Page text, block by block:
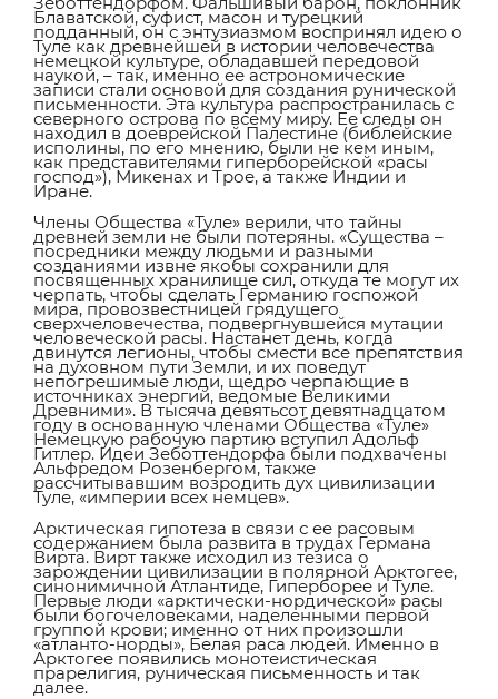
Блаватской, суфист, масон и турецкий
подданный, он с энтузиазмом воспринял идею о
Туле как древнейшей в истории человечества
немецкой культуре, обладавшей передовой
наукой, – так, именно ее астрономические
записи стали основой для создания рунической
письменности. Эта культура распространилась с
северного острова по всему миру. Ее следы он
находил в доеврейской Палестине (библейские
исполины, по его мнению, были не кем иным,
как представителями гиперборейской «расы
господ»), Микенах и Трое, а также Индии и
Иране.
Члены Общества «Туле» верили, что тайны
древней земли не были потеряны. «Существа –
посредники между людьми и разными
созданиями извне якобы сохранили для
посвященных хранилище сил, откуда те могут их
черпать, чтобы сделать Германию госпожой
мира, провозвестницей грядущего
сверхчеловечества, подвергнувшейся мутации
человеческой расы. Настанет день, когда
двинутся легионы, чтобы смести все препятствия
на духовном пути Земли, и их поведут
непогрешимые люди, щедро черпающие в
источниках энергий, ведомые Великими
Древними». В тысяча девятьсот девятнадцатом
году в основанную членами Общества «Туле»
Немецкую рабочую партию вступил Адольф
Гитлер. Идеи Зеботтендорфа были подхвачены
Альфредом Розенбергом, также
рассчитывавшим возродить дух цивилизации
Туле, «империи всех немцев».
Арктическая гипотеза в связи с ее расовым
содержанием была развита в трудах Германа
Вирта. Вирт также исходил из тезиса о
зарождении цивилизации в полярной Арктогее,
синонимичной Атлантиде, Гиперборее и Туле.
Первые люди «арктически-нордической» расы
были богочеловеками, наделенными первой
группой крови; именно от них произошли
«атланто-норды», Белая раса людей. Именно в
Арктогее появились монотеистическая
прарелигия, руническая письменность и так
далее.